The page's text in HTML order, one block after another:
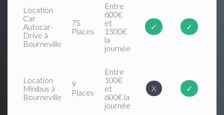
Location
Car
Autocar-
Drive à
Bourneville
75
Places
Entre
600€
et
1500€
la
journée
✓ ✓
Location
Minibus à
Bourneville
9
Places
Entre
100€
et
600€ la
journée
X ✓